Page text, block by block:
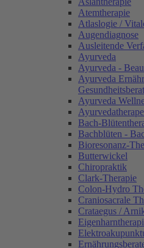
Atemtherapie
Atlaslogie /
Augendiagnose
Ausleitende
Ayurveda
Ayurveda -
Ayurveda
Ayurveda
Bach-
Bachblüten -
Bioresonanz-
Butterwickel
Chiropraktik
Clark-Therapie
Colon-Hydro
Craniosacrale
Crataegus /